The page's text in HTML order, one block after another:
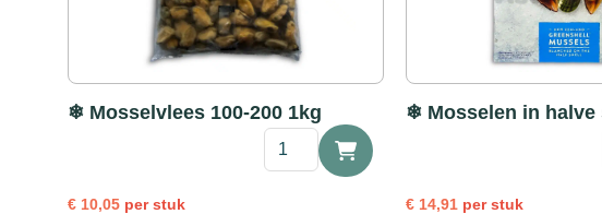
❄ Mosselvlees 100-200 1kg
€ 10,05 per stuk
Mosselvlees
❄ Mosselen in halve
€ 14,91 per stuk